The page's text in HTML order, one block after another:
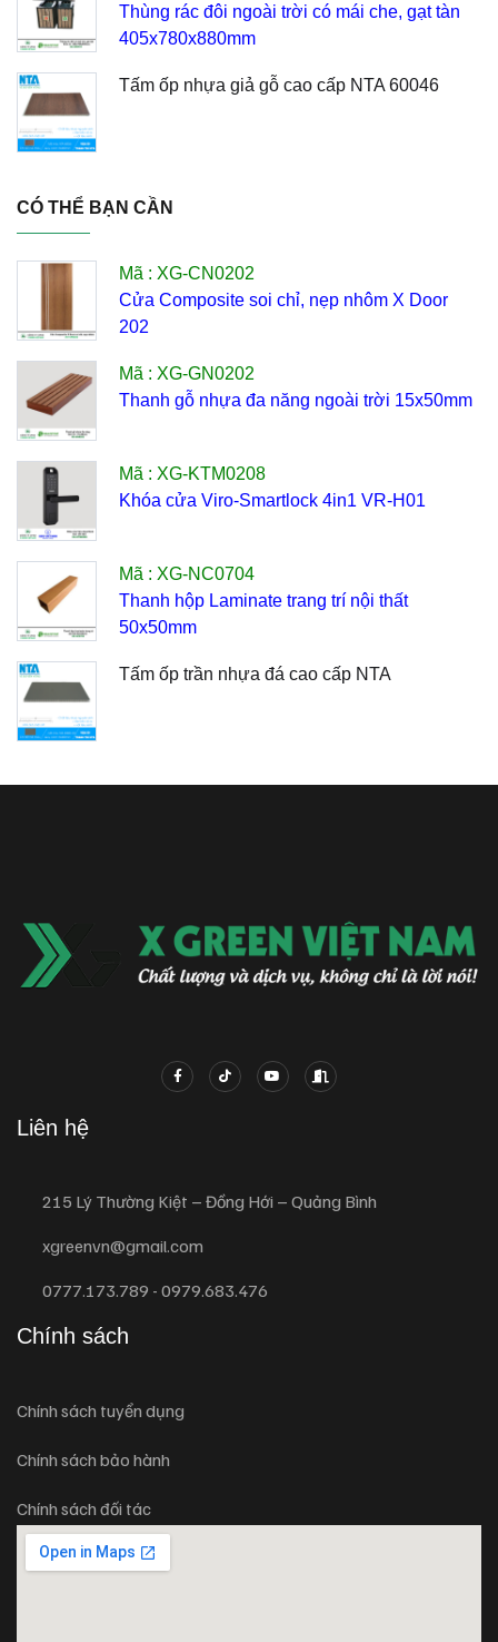
Thùng rác đôi ngoài trời có mái che, gạt tàn
405x780x880mm
Tấm ốp nhựa giả gỗ cao cấp NTA 60046
CÓ THỂ BẠN CẦN
Mã : XG-CN0202
Cửa Composite soi chỉ, nẹp nhôm X Door
202
Mã : XG-GN0202
Thanh gỗ nhựa đa năng ngoài trời 15x50mm
Mã : XG-KTM0208
Khóa cửa Viro-Smartlock 4in1 VR-H01
Mã : XG-NC0704
Thanh hộp Laminate trang trí nội thất
50x50mm
Tấm ốp trần nhựa đá cao cấp NTA
Liên hệ
215 Lý Thường Kiệt – Đồng Hới – Quảng Bình
xgreenvn@gmail.com
0777.173.789 - 0979.683.476
Chính sách
Chính sách tuyển dụng
Chính sách bảo hành
Chính sách đối tác